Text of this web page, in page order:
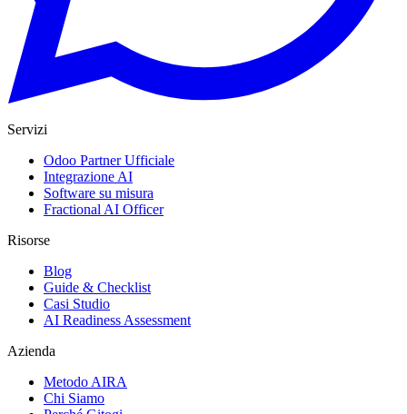
Servizi
Odoo Partner Ufficiale
Integrazione AI
Software su misura
Fractional AI Officer
Risorse
Blog
Guide & Checklist
Casi Studio
AI Readiness Assessment
Azienda
Metodo AIRA
Chi Siamo